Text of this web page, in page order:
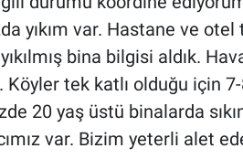
yıkım var. Hastane ve
bina bilgisi aldık.
Köyler tek katlı olduğu için
20 yaş üstü binalarda
var. Bizim yeterli alet